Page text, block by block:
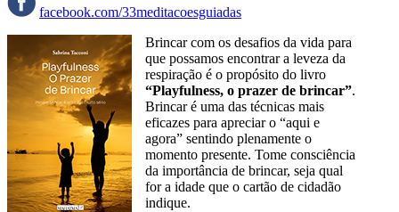
facebook.com/33meditacoesguiadas
Brincar com os desafios da vida para
que possamos encontrar a leveza da
respiração é o propósito do livro
“Playfulness, o prazer de brincar”.
Brincar é uma das técnicas mais
eficazes para apreciar o “aqui e
agora” sentindo plenamente o
momento presente. Tome consciência
da importância de brincar, seja qual
for a idade que o cartão de cidadão
indique.